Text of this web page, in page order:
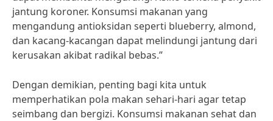
jantung koroner. Konsumsi makanan yang
mengandung antioksidan seperti blueberry, almond,
dan kacang-kacangan dapat melindungi jantung dari
kerusakan akibat radikal bebas.”
Dengan demikian, penting bagi kita untuk
memperhatikan pola makan sehari-hari agar tetap
seimbang dan bergizi. Konsumsi makanan sehat dan